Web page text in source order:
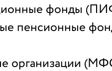
фонды
пенсионные
организации